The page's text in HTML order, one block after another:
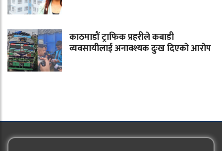
काठमाडौं ट्राफिक प्रहरीले कबाडी
व्यवसायीलाई अनावश्यक दुःख दिएको आरोप